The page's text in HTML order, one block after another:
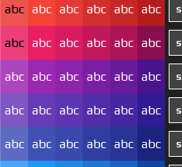
abc abc abc abc abc abc
abc abc abc abc abc abc
abc abc abc abc abc abc
abc abc abc abc abc abc
abc abc abc abc abc abc